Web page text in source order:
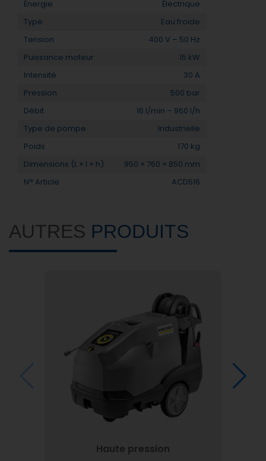
Énergie
Électrique
Type
Eau froide
Tension
400 V – 50 Hz
Puissance moteur
15 kW
Intensité
30 A
Pression
500 bar
Débit
16 l/min – 960 l/h
Type de pompe
Industrielle
Poids
170 kg
Dimensions (L × l × h)
950 × 760 × 850 mm
N° Article
ACD516
AUTRES PRODUITS
Haute pression